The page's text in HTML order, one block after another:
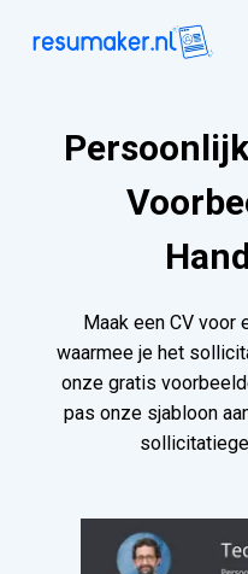
Maak een CV
waarmee je het
onze gratis
pas onze sjabloon